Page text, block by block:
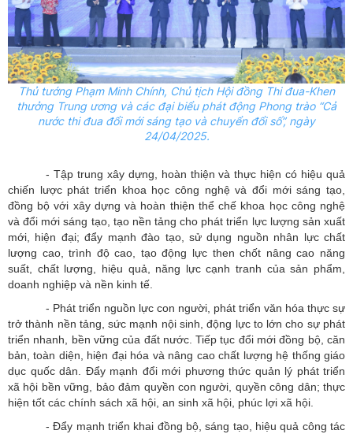
Thủ tướng Phạm Minh Chính, Chủ tịch Hội đồng Thi đua-Khen
thưởng Trung ương và các đại biểu phát động Phong trào “Cả
nước thi đua đổi mới sáng tạo và chuyển đổi số”, ngày
24/04/2025.
- Tập trung xây dựng, hoàn thiện và thực hiện có hiệu quả
chiến lược phát triển khoa học công nghệ và đổi mới sáng tạo,
đồng bộ với xây dựng và hoàn thiện thể chế khoa học công nghệ
và đổi mới sáng tạo, tạo nền tảng cho phát triển lực lượng sản xuất
mới, hiện đại; đẩy mạnh đào tạo, sử dụng nguồn nhân lực chất
lượng cao, trình độ cao, tạo động lực then chốt nâng cao năng
suất, chất lượng, hiệu quả, năng lực cạnh tranh của sản phẩm,
doanh nghiệp và nền kinh tế.
- Phát triển nguồn lực con người, phát triển văn hóa thực sự
trở thành nền tảng, sức mạnh nội sinh, động lực to lớn cho sự phát
triển nhanh, bền vững của đất nước. Tiếp tục đổi mới đồng bộ, căn
bản, toàn diện, hiện đại hóa và nâng cao chất lượng hệ thống giáo
dục quốc dân. Đẩy mạnh đổi mới phương thức quản lý phát triển
xã hội bền vững, bảo đảm quyền con người, quyền công dân; thực
hiện tốt các chính sách xã hội, an sinh xã hội, phúc lợi xã hội.
- Đẩy mạnh triển khai đồng bộ, sáng tạo, hiệu quả công tác